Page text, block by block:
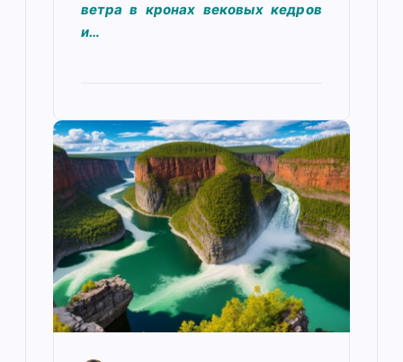
ветра в кронах вековых кедров
и…